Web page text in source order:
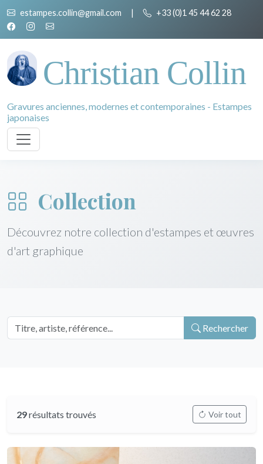
estampes.collin@gmail.com | +33 (0)1 45 44 62 28
Christian Collin
Gravures anciennes, modernes et contemporaines - Estampes
japonaises
Collection
Découvrez notre collection d'estampes et œuvres
d'art graphique
Rechercher
29résultats trouvés Voir tout